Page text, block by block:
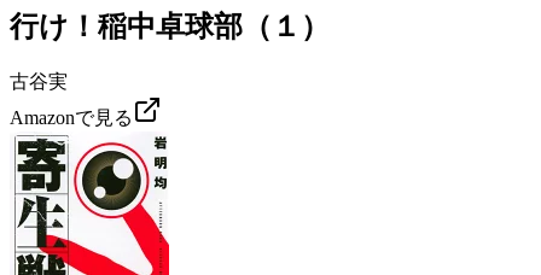
行け！稲中卓球部（１）
古谷実
Amazonで見る